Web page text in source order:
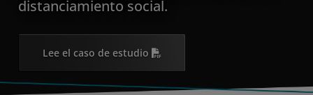
distanciamiento social.
Lee el caso de estudio